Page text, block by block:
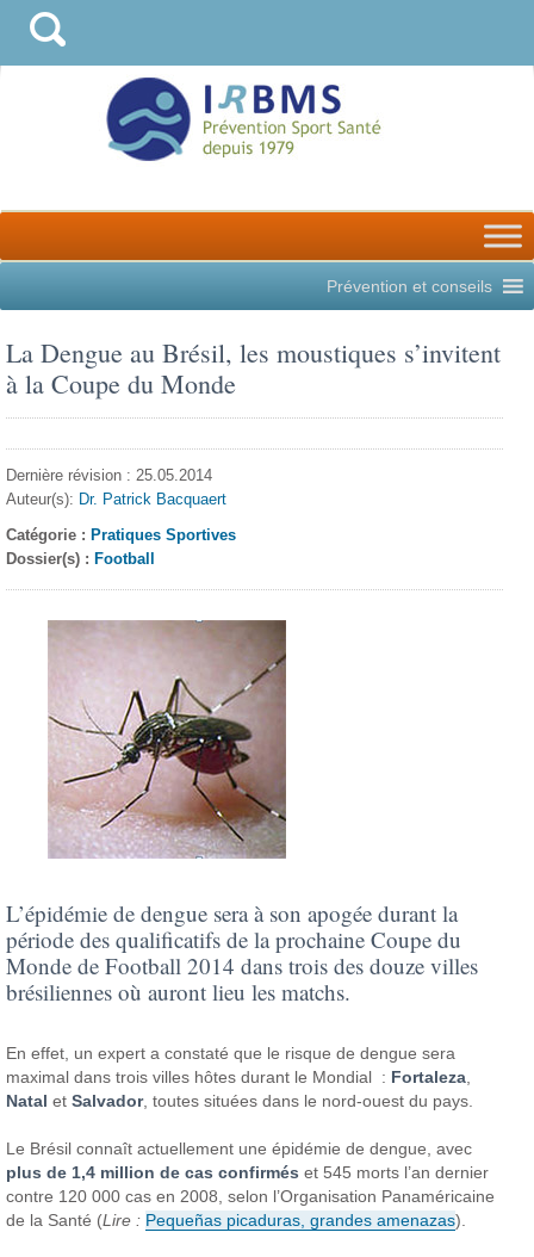
Prévention et conseils
La Dengue au Brésil, les moustiques s’invitent
à la Coupe du Monde
Dernière révision : 25.05.2014
Auteur(s): Dr. Patrick Bacquaert
Catégorie : Pratiques Sportives
Dossier(s) : Football
L’épidémie de dengue sera à son apogée durant la
période des qualificatifs de la prochaine Coupe du
Monde de Football 2014 dans trois des douze villes
brésiliennes où auront lieu les matchs.
En effet, un expert a constaté que le risque de dengue sera
maximal dans trois villes hôtes durant le Mondial : Fortaleza
Natal etSalvador, toutes situées dans le nord-ouest du pays.
Le Brésil connaît actuellement une épidémie de dengue, avec
plus de 1,4 million de cas confirmés et 545 morts l’an dernier
contre 120 000 cas en 2008, selon l’Organisation Panaméricaine
de la Santé (Lire : Pequeñas picaduras, grandes amenazas).